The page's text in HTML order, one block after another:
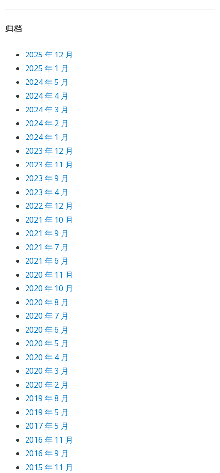
归档
2025 年 12 月
2025 年 1 月
2024 年 5 月
2024 年 4 月
2024 年 3 月
2024 年 2 月
2024 年 1 月
2023 年 12 月
2023 年 11 月
2023 年 9 月
2023 年 4 月
2022 年 12 月
2021 年 10 月
2021 年 9 月
2021 年 7 月
2021 年 6 月
2020 年 11 月
2020 年 10 月
2020 年 8 月
2020 年 7 月
2020 年 6 月
2020 年 5 月
2020 年 4 月
2020 年 3 月
2020 年 2 月
2019 年 8 月
2019 年 5 月
2017 年 5 月
2016 年 11 月
2016 年 9 月
2015 年 11 月